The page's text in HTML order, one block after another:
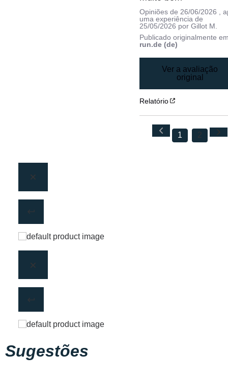
Opiniões de26/06/2026 ,
uma experiência de
25/05/2026 porGillot M.
Publicado originalmente
run.de (de)
Ver a avaliação
original
Relatório
1 2
Sugestões